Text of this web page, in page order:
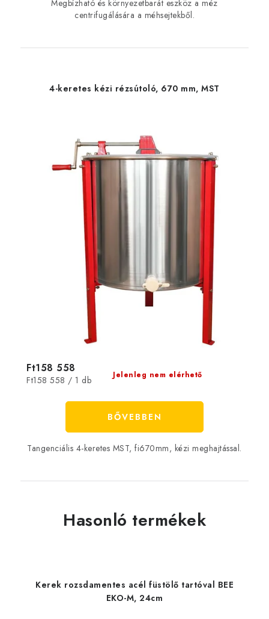
Megbízható és környezetbarát eszköz a méz
centrifugálására a méhsejtekből.
4-keretes kézi rézsútoló, 670 mm, MST
Jelenleg nem elérhető
Ft158 558
Egységár:
Ft158 558 / 1 db
BŐVEBBEN
Tangenciális 4-keretes MST, fi670mm, kézi meghajtással.
Hasonló termékek
Kerek rozsdamentes acél füstölő tartóval BEE
EKO-M, 24cm